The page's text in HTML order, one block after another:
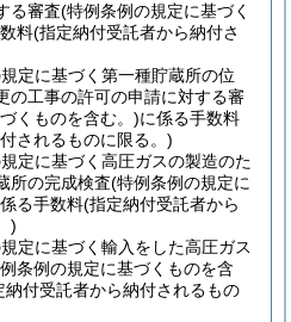
る審査(特例条例の規定に基づく
料(指定納付受託者から納付さ
定に基づく第一種貯蔵所の位
の工事の許可の申請に対する審
くものを含む。)に係る手数料
されるものに限る。)
定に基づく高圧ガスの製造のた
所の完成検査(特例条例の規定に
る手数料(指定納付受託者から
)
定に基づく輸入をした高圧ガス
条例の規定に基づくものを含
納付受託者から納付されるもの